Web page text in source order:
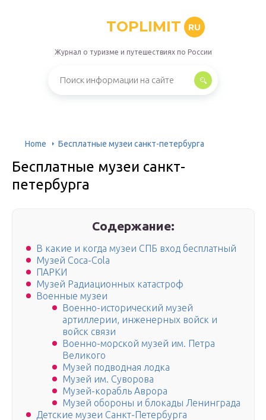
TOPLIMIT RU
Журнал о туризме и путешествиях по России
Home Бесплатные музеи санкт-петербурга
Бесплатные музеи санкт-
петербурга
Содержание:
В какие и когда музеи СПБ вход бесплатный
Музей Coca-Cola
ПАРКИ
Музей Радиационных катастроф
Военные музеи
Военно-исторический музей
артиллерии, инженерных войск и
войск связи
Военно-морской музей им. Петра
Великого
Музей подводная лодка
Музей им. Суворова
Музей-корабль Аврора
Музей обороны и блокады Ленинграда
Детские музеи Санкт-Петербурга